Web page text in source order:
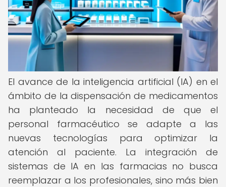
El avance de la inteligencia artificial (IA) en el
ámbito de la dispensación de medicamentos
ha planteado la necesidad de que el
personal farmacéutico se adapte a las
nuevas tecnologías para optimizar la
atención al paciente. La integración de
sistemas de IA en las farmacias no busca
reemplazar a los profesionales, sino más bien